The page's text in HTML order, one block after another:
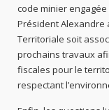
code minier
Président Alexandre
Territoriale soit
prochains travaux
fiscales pour le
respectant